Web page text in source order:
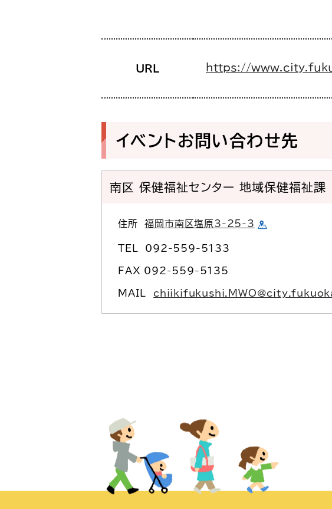
URL https://
イベントお問い合わせ先
南区 保健福祉センター 地域保健福祉課
住所福岡市南区塩原3-25-3
TEL 092-559-5133
FAX 092-559-5135
MAIL